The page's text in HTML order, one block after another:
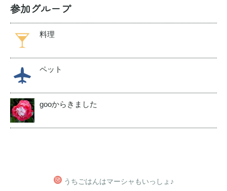
参加グループ
料理
ペット
gooからきました
うちごはんはマーシャもいっしょ♪